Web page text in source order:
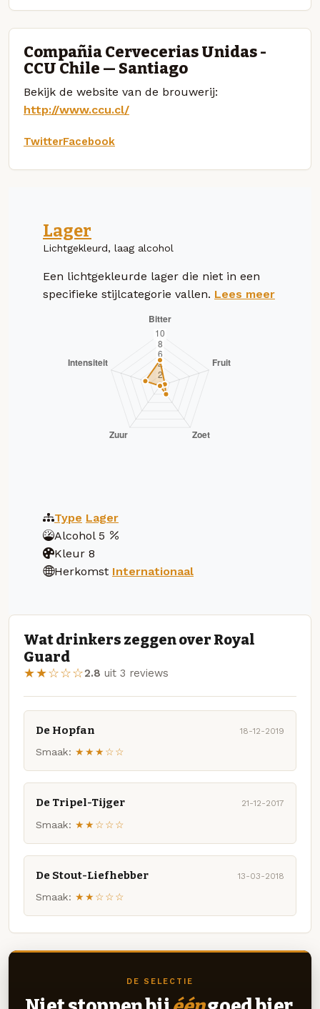
Compañia Cervecerias Unidas -
CCU Chile — Santiago
Bekijk de website van de brouwerij:
http://www.ccu.cl/
TwitterFacebook
Lager
Lichtgekleurd, laag alcohol
Een lichtgekleurde lager die niet in een
specifieke stijlcategorie vallen. Lees meer
Type Lager
Alcohol 5
Kleur 8
Herkomst Internationaal
Wat drinkers zeggen over Royal
Guard
★★☆☆☆2.8 uit 3 reviews
De Hopfan 18-12-2019
Smaak: ★★★☆☆
De Tripel-Tijger 21-12-2017
Smaak: ★★☆☆☆
De Stout-Liefhebber 13-03-2018
Smaak: ★★☆☆☆
DE SELECTIE